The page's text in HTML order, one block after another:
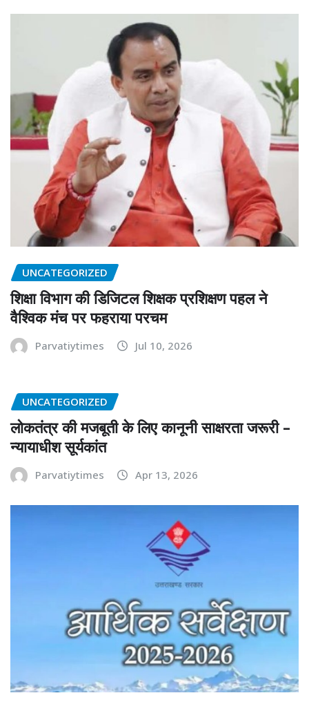
UNCATEGORIZED
शिक्षा विभाग की डिजिटल शिक्षक प्रशिक्षण पहल ने
वैश्विक मंच पर फहराया परचम
Parvatiytimes Jul 10, 2026
UNCATEGORIZED
लोकतंत्र की मजबूती के लिए कानूनी साक्षरता जरूरी –
न्यायाधीश सूर्यकांत
Parvatiytimes Apr 13, 2026